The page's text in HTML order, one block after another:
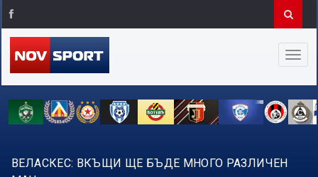
ВЕЛАСКЕС: ВКЪЩИ ЩЕ БЪДЕ МНОГО РАЗЛИЧЕН